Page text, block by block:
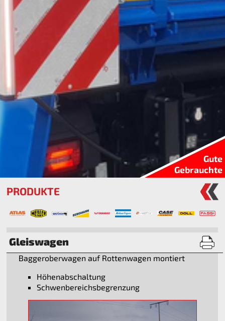
Gute
Gebrauchte
PRODUKTE
Gleiswagen
Baggeroberwagen auf Rottenwagen montiert
Höhenabschaltung
Schwenbereichsbegrenzung